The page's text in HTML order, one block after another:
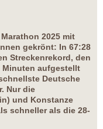
2025 mit
gekrönt: In 67:28
Streckenrekord, den
Minuten aufgestellt
Deutsche
Nur die
und Konstanze
schneller als die 28-